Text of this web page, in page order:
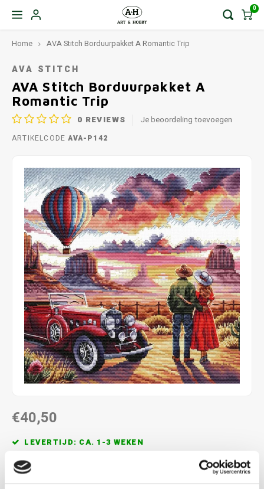
0
Home AVA Stitch Borduurpakket A Romantic Trip
AVA STITCH
AVA Stitch Borduurpakket A
Romantic Trip
0 REVIEWS Je beoordeling toevoegen
ARTIKELCODE AVA-P142
€40,50
LEVERTIJD: CA. 1-3 WEKEN
ca. 23.8 x 23.8 cm